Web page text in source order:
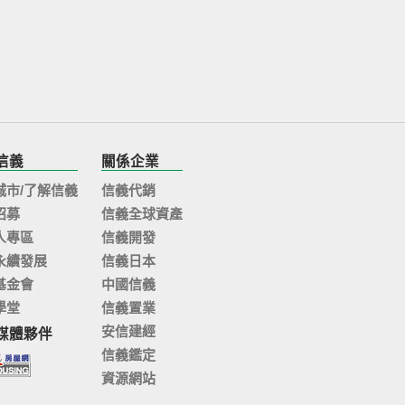
義
市/了解信義
募
專區
續發展
金會
堂
體夥伴
關係企業
信義代銷
信義全球資產
信義開發
信義日本
中國信義
信義置業
安信建經
信義鑑定
資源網站